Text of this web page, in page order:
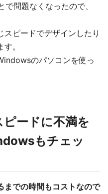
で問題なくなったので、
ピードでデザインしたり
。
のパソコンを使っ
ードに不満を
もチェッ
までの時間もコストなので